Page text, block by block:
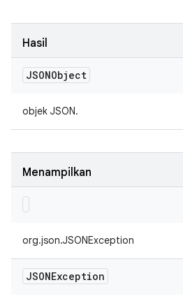
Hasil
JSONObject
objek JSON.
Menampilkan
org.json.JSONException
JSONException